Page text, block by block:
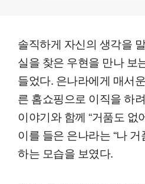
솔직하게 자신의 생각을
실을 찾은 우현을 만나 보
들었다. 은나라에게 매서
른 홈쇼핑으로 이직을 하
이야기와 함께 “거품도 없
이를 들은 은나라는 “나
하는 모습을 보였다.